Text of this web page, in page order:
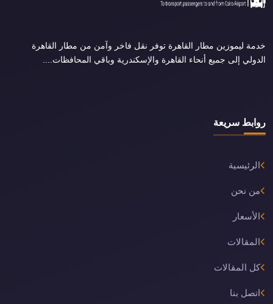
خدمة ليموزين مطار القاهرة توفر نقل فاخر وآمن من مطار القاهرة
الدولي إلى جميع أنحاء القاهرة والإسكندرية وباقي المحافظات....
روابط سريعة
الرئيسية
من نحن
الأسعار
المقالات
كل المقالات
اتصل بنا